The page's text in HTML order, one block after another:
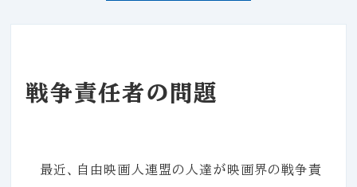
戦争責任者の問題
最近、自由映画人連盟の人達が映画界の戦争責